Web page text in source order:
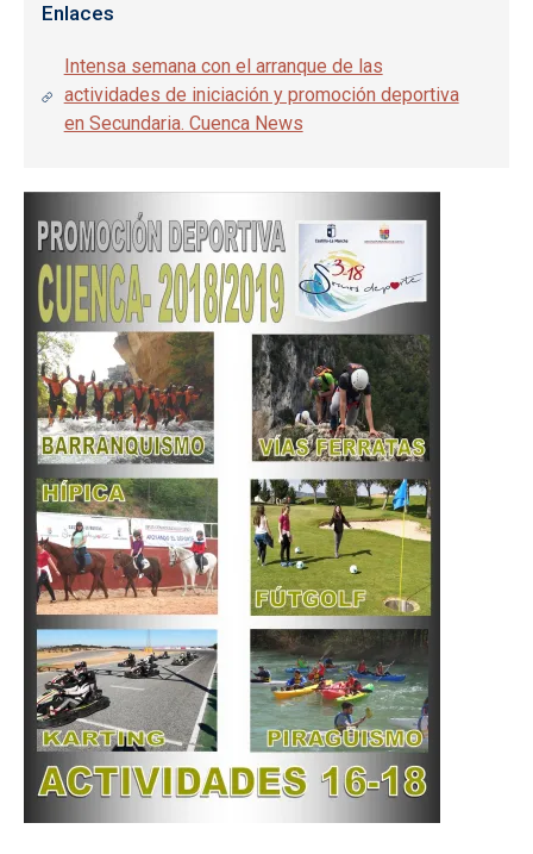
Enlaces
Intensa semana con el arranque de las
actividades de iniciación y promoción deportiva
en Secundaria. Cuenca News